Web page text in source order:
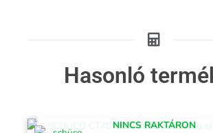
Hasonló
NINCS RAKTÁRON